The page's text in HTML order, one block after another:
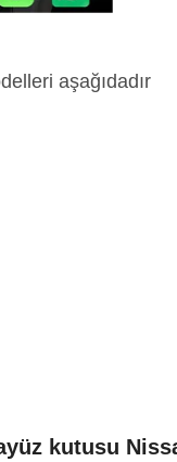
aşağıdadır
kutusu